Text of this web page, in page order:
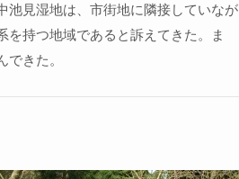
見湿地は、市街地に隣接していなが
を持つ地域であると訴えてきた。ま
きた。